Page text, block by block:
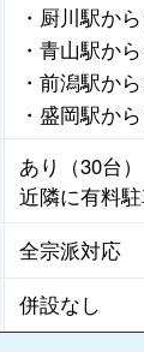
・厨川駅か
・青山駅か
・前潟駅か
・盛岡駅か
あり（30台）
近隣に有料
全宗派対応
併設なし